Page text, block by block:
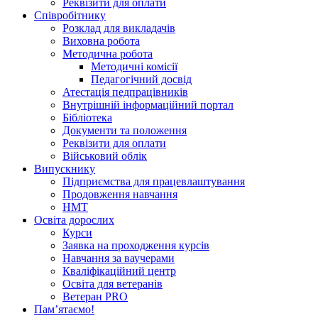
Реквізити для оплати
Співробітнику
Розклад для викладачів
Виховна робота
Методична робота
Методичні комісії
Педагогічний досвід
Атестація педпрацівників
Внутрішній інформаційний портал
Бібліотека
Документи та положення
Реквізити для оплати
Військовий облік
Випускнику
Підприємства для працевлаштування
Продовження навчання
НМТ
Освіта дорослих
Курси
Заявка на проходження курсів
Навчання за ваучерами
Кваліфікаційний центр
Освіта для ветеранів
Ветеран PRO
Пам’ятаємо!